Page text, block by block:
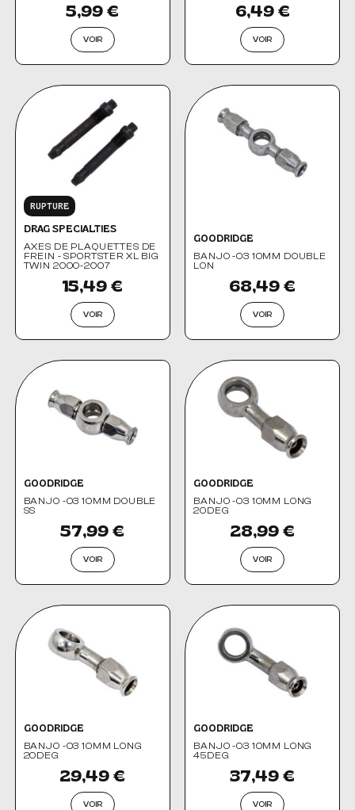
5,99 €
VOIR
6,49 €
VOIR
RUPTURE
DRAG SPECIALTIES
AXES DE PLAQUETTES DE
FREIN - SPORTSTER XL BIG
TWIN 2000-2007
15,49 €
VOIR
GOODRIDGE
BANJO -03 10MM DOUBLE
LON
68,49 €
VOIR
GOODRIDGE
BANJO -03 10MM DOUBLE
SS
57,99 €
VOIR
GOODRIDGE
BANJO -03 10MM LONG
20DEG
28,99 €
VOIR
GOODRIDGE
BANJO -03 10MM LONG
20DEG
29,49 €
VOIR
GOODRIDGE
BANJO -03 10MM LONG
45DEG
37,49 €
VOIR